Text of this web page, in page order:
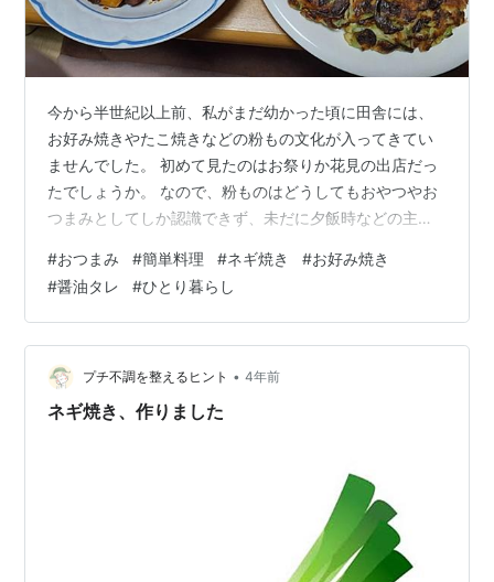
今から半世紀以上前、私がまだ幼かった頃に田舎には、
お好み焼きやたこ焼きなどの粉もの文化が入ってきてい
ませんでした。 初めて見たのはお祭りか花見の出店だっ
たでしょうか。 なので、粉ものはどうしてもおやつやお
つまみとしてしか認識できず、未だに夕飯時などの主食
ないの？ 選んだ理由はほぼ邪道 予定外の登用 順番間違
えた💦 いい訳じゃないけど いよいよ佳境に 終わりよけ
れば… 今日のひとこと お好み焼き…じゃないの？ 前回の
記事の最後にちょっとご紹介した「もう1品」のお話で
す。またいつものようにネットサーフィンで料理動画を
観ていると、割りと簡単にできそ…
#おつまみ #簡単料理 #ネギ焼き #お好み焼き
#醤油タレ #ひとり暮らし
プチ不調を整えるヒント • 4年前
ネギ焼き、作りました